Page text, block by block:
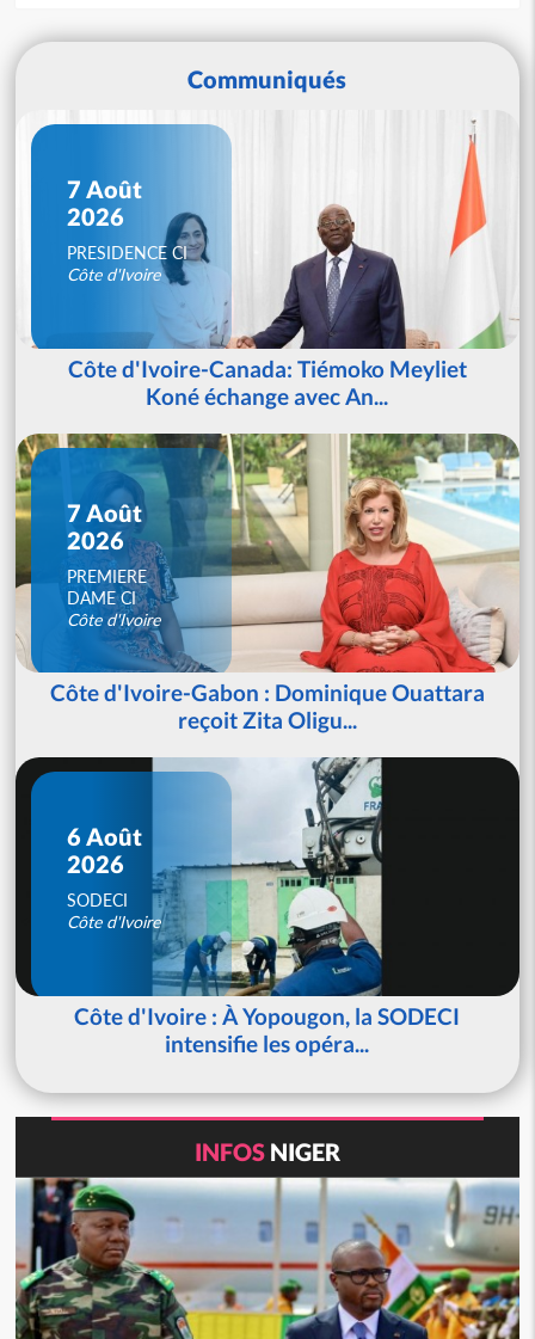
Communiqués
7 Août
2026
PRESIDENCE CI
Côte d'Ivoire
Côte d'Ivoire-Canada: Tiémoko Meyliet
Koné échange avec An...
7 Août
2026
PREMIERE
DAME CI
Côte d'Ivoire
Côte d'Ivoire-Gabon : Dominique Ouattara
reçoit Zita Oligu...
6 Août
2026
SODECI
Côte d'Ivoire
Côte d'Ivoire : À Yopougon, la SODECI
intensifie les opéra...
INFOS NIGER